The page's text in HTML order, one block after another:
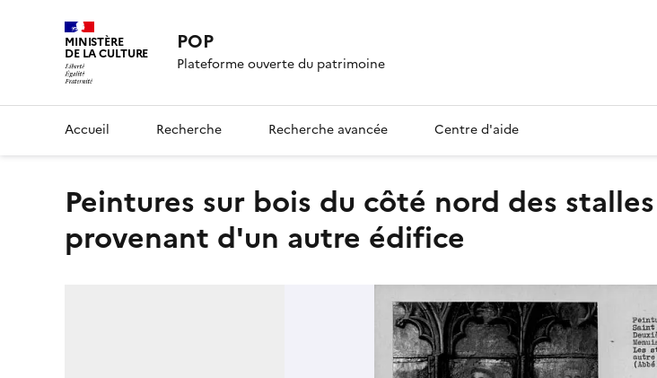
MINISTÈRE
DE LA CULTURE POP
Plateforme ouverte du patrimoine
Accueil Recherche Recherche avancée Centre d'aide
Peintures sur bois du côté nord des stalles du chœur
provenant d'un autre édifice